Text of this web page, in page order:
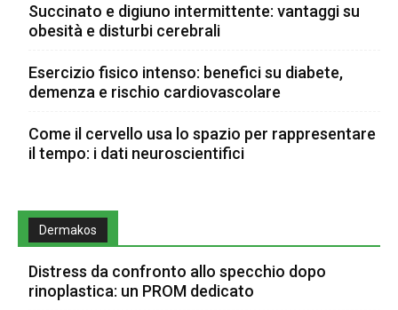
Succinato e digiuno intermittente: vantaggi su
obesità e disturbi cerebrali
Esercizio fisico intenso: benefici su diabete,
demenza e rischio cardiovascolare
Come il cervello usa lo spazio per rappresentare
il tempo: i dati neuroscientifici
Dermakos
Distress da confronto allo specchio dopo
rinoplastica: un PROM dedicato